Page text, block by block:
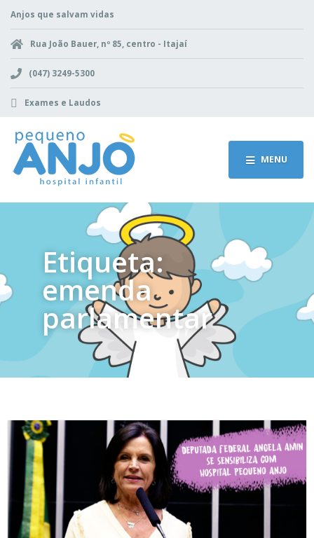
Anjos que salvam vidas
Rua João Bauer, nº 85, centro - Itajaí
(047) 3249-5300
Exames e Laudos
MENU
Etiqueta:
emenda
parlamentar